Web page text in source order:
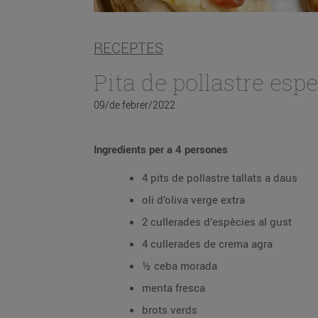
RECEPTES
Pita de pollastre
09/de febrer/2022
Ingredients per a 4 persones
4 pits de pollastre tallats a daus
oli d’oliva verge extra
2 cullerades d’espècies al gust
4 cullerades de crema agra
½ ceba morada
menta fresca
brots verds